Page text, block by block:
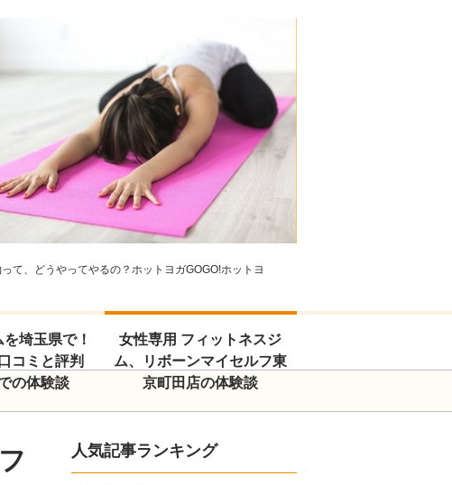
て、どうやってやるの？ホットヨガGOGO!ホットヨ
埼玉県で！
コミと評判
の体験談
女性専用 フィットネスジ
ム、リボーンマイセルフ東
京町田店の体験談
人気記事ランキング